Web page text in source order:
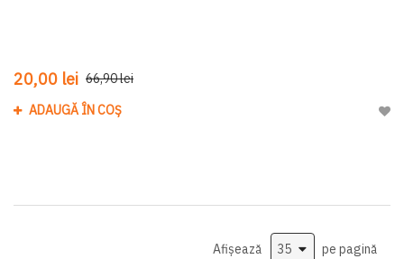
20,00 lei 66,90 lei
ADAUGĂ ÎN COȘ
Afișează pe pagină